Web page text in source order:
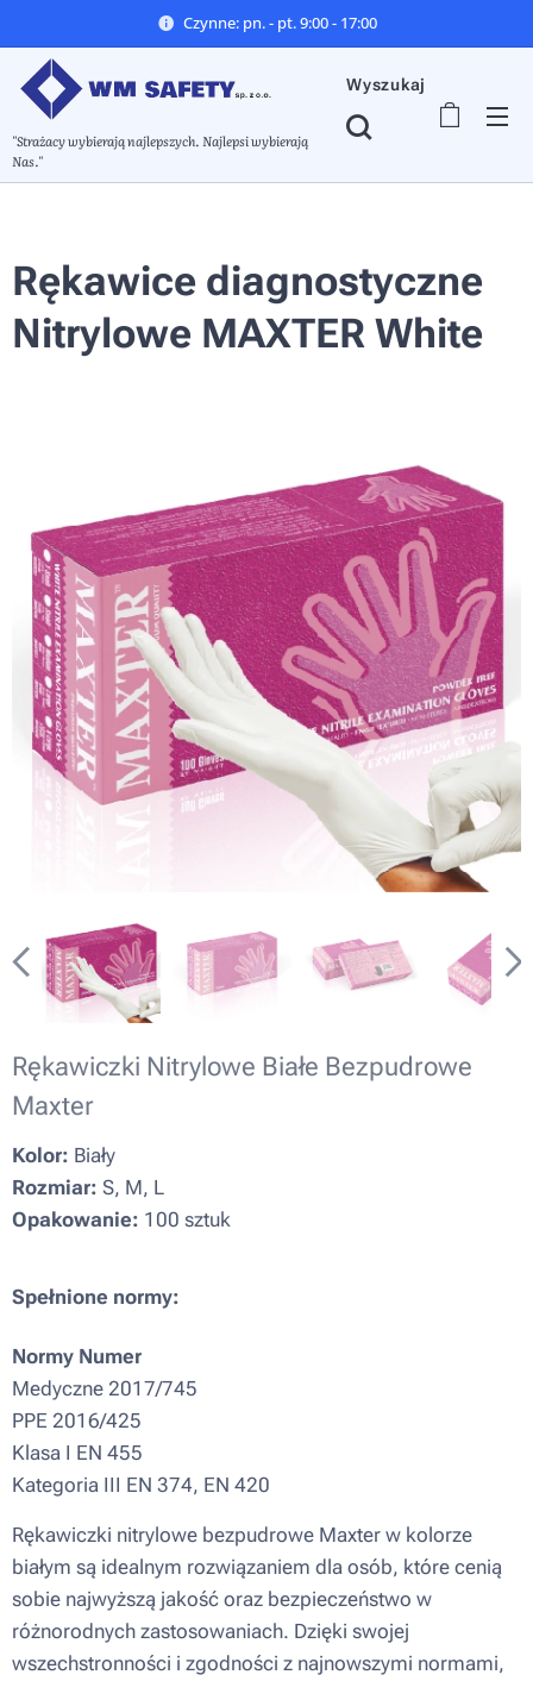
Czynne: pn. - pt. 9:00 - 17:00
"Strażacy wybierają najlepszych. Najlepsi wybierają
Nas."
Wyszukaj
Rękawice diagnostyczne
Nitrylowe MAXTER White
Rękawiczki Nitrylowe Białe Bezpudrowe
Maxter
Kolor: Biały
Rozmiar: S, M, L
Opakowanie: 100 sztuk
Spełnione normy:
Normy Numer
Medyczne 2017/745
PPE 2016/425
Klasa I EN 455
Kategoria III EN 374, EN 420
Rękawiczki nitrylowe bezpudrowe Maxter w kolorze
białym są idealnym rozwiązaniem dla osób, które cenią
sobie najwyższą jakość oraz bezpieczeństwo w
różnorodnych zastosowaniach. Dzięki swojej
wszechstronności i zgodności z najnowszymi normami,